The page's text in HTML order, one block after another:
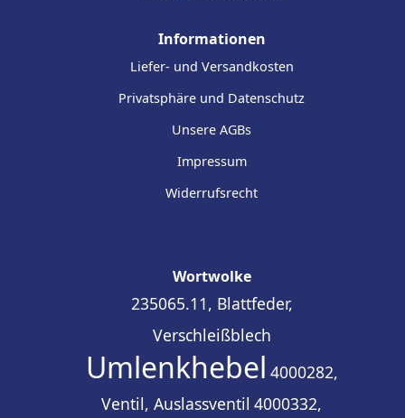
Informationen
Liefer- und Versandkosten
Privatsphäre und Datenschutz
Unsere AGBs
Impressum
Widerrufsrecht
Wortwolke
235065.11, Blattfeder,
Verschleißblech
Umlenkhebel 4000282,
Ventil, Auslassventil 4000332,